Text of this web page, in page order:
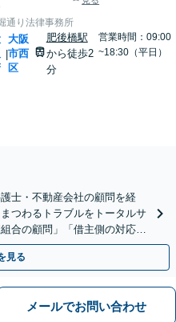
通り法律事務所
|
大阪
市西
区
肥後橋駅
から徒歩2
分
営業時間：09:00
~18:30（平日）
士・不動産会社の顧問を経
つわるトラブルをトータルサ
合の顧問」「借主側の対応／
】【肥後橋駅1分】
見る
メールでお問い合わせ